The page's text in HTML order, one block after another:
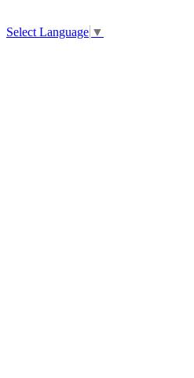
Select Language ▼